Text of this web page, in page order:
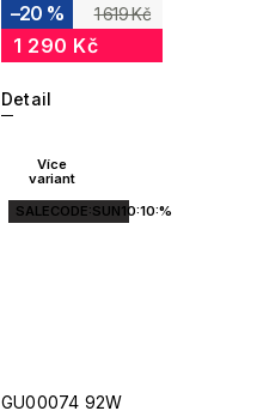
1 619 Kč
–20 %
1 290 Kč
Detail
Více
variant
SALECODE:SUN10:10:%
GU00074 92W